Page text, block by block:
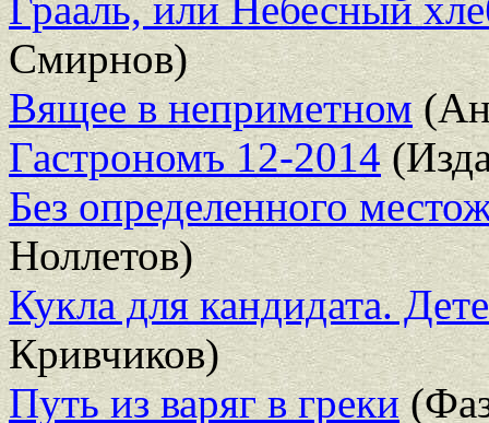
Смирнов)
Вящее в неприметном
Гастрономъ 12-2014
Без определенного
Ноллетов)
Кукла для кандидата.
Кривчиков)
Путь из варяг в греки